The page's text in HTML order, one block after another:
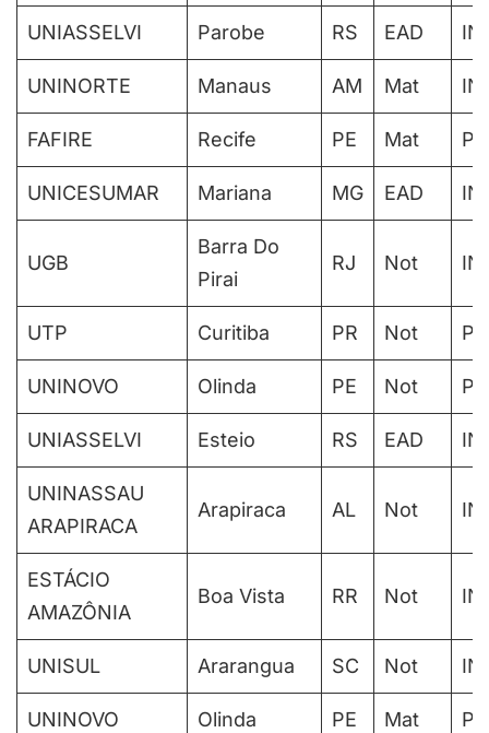
UNIASSELVI Parobe RS EAD
UNINORTE Manaus AM Mat
FAFIRE Recife PE Mat
UNICESUMAR Mariana MG EAD
UGB
Barra Do
Pirai
RJ Not
UTP Curitiba PR Not
UNINOVO Olinda PE Not
UNIASSELVI Esteio RS EAD
UNINASSAU
ARAPIRACA
Arapiraca AL Not
ESTÁCIO
AMAZÔNIA
Boa Vista RR Not
UNISUL Ararangua SC Not
UNINOVO Olinda PE Mat